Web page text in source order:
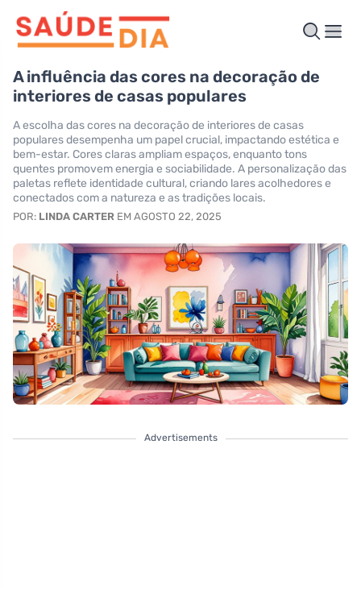
A influência das cores na decoração de
interiores de casas populares
A escolha das cores na decoração de interiores de casas
populares desempenha um papel crucial, impactando estética e
bem-estar. Cores claras ampliam espaços, enquanto tons
quentes promovem energia e sociabilidade. A personalização das
paletas reflete identidade cultural, criando lares acolhedores e
conectados com a natureza e as tradições locais.
POR: LINDA CARTER EM AGOSTO 22, 2025
Advertisements